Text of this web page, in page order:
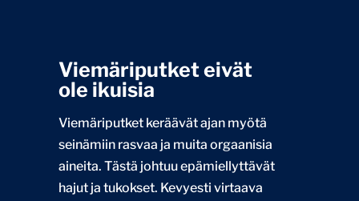
Viemäriputket eivät
ole ikuisia
Viemäriputket keräävät ajan myötä
seinämiin rasvaa ja muita orgaanisia
aineita. Tästä johtuu epämiellyttävät
hajut ja tukokset. Kevyesti virtaava